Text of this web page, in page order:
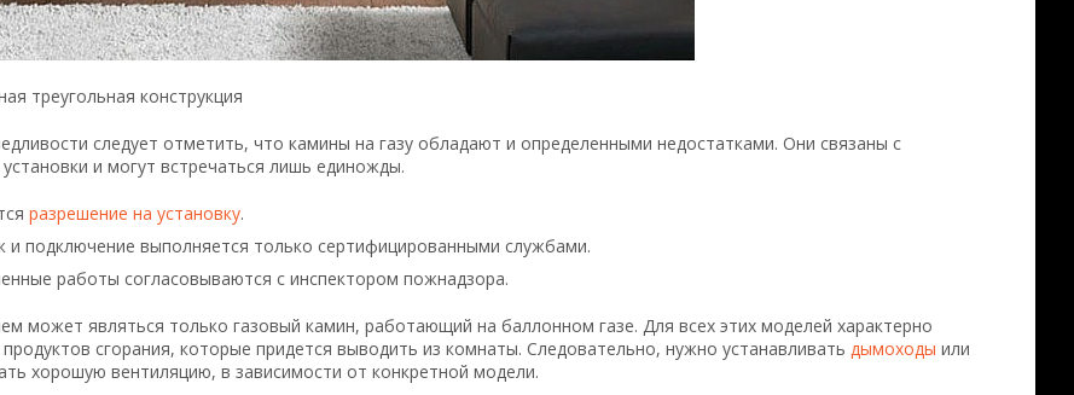
треугольная конструкция
следует отметить, что камины на газу обладают и определенными недостатками. Они связаны с
и могут встречаться лишь единожды.
разрешение на установку.
подключение выполняется только сертифицированными службами.
работы согласовываются с инспектором пожнадзора.
может являться только газовый камин, работающий на баллонном газе. Для всех этих моделей характерно
сгорания, которые придется выводить из комнаты. Следовательно, нужно устанавливать дымоходы или
хорошую вентиляцию, в зависимости от конкретной модели.